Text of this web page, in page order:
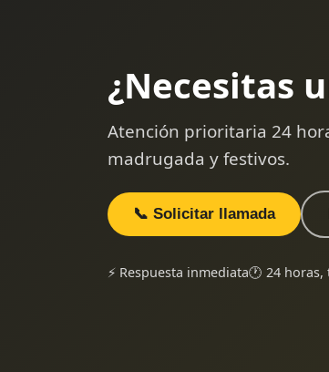
¿Necesitas
Atención prioritaria 24
madrugada y festivos.
📞 Solicitar llamada
⚡ Respuesta inmediata🕐 24